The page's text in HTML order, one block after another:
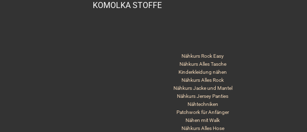
KOMOLKA STOFFE
Nähkurs Rock Easy
Nähkurs Alles Tasche
Kinderkleidung nähen
Nähkurs Alles Rock
Nähkurs Jacke und Mantel
Nähkurs Jersey Panties
Nähtechniken
Patchwork für Anfänger
Nähen mit Walk
Nähkurs Alles Hose